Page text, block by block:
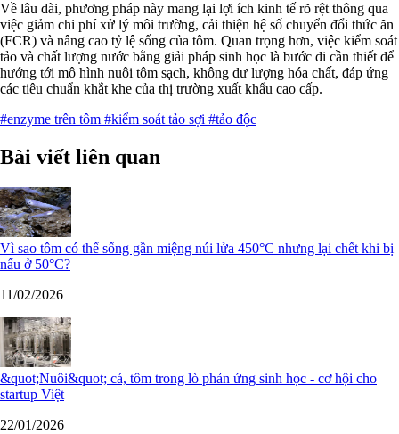
Về lâu dài, phương pháp này mang lại lợi ích kinh tế rõ rệt thông qua
việc giảm chi phí xử lý môi trường, cải thiện hệ số chuyển đổi thức ăn
(FCR) và nâng cao tỷ lệ sống của tôm. Quan trọng hơn, việc kiểm soát
tảo và chất lượng nước bằng giải pháp sinh học là bước đi cần thiết để
hướng tới mô hình nuôi tôm sạch, không dư lượng hóa chất, đáp ứng
các tiêu chuẩn khắt khe của thị trường xuất khẩu cao cấp.
#enzyme trên tôm #kiểm soát tảo sợi #tảo độc
Bài viết liên quan
Vì sao tôm có thể sống gần miệng núi lửa 450°C nhưng lại chết khi bị
nấu ở 50°C?
11/02/2026
&quot;Nuôi&quot; cá, tôm trong lò phản ứng sinh học - cơ hội cho
startup Việt
22/01/2026